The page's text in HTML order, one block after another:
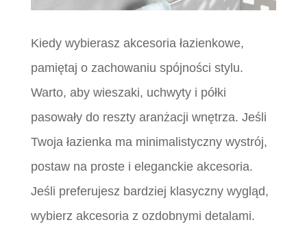
Kiedy wybierasz akcesoria łazienkowe,
pamiętaj o zachowaniu spójności stylu.
Warto, aby wieszaki, uchwyty i półki
pasowały do reszty aranżacji wnętrza. Jeśli
Twoja łazienka ma minimalistyczny wystrój,
postaw na proste i eleganckie akcesoria.
Jeśli preferujesz bardziej klasyczny wygląd,
wybierz akcesoria z ozdobnymi detalami.